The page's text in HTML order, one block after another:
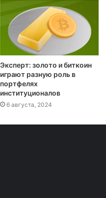
Эксперт: золото и биткоин
играют разную роль в
портфелях
институционалов
6 августа, 2024